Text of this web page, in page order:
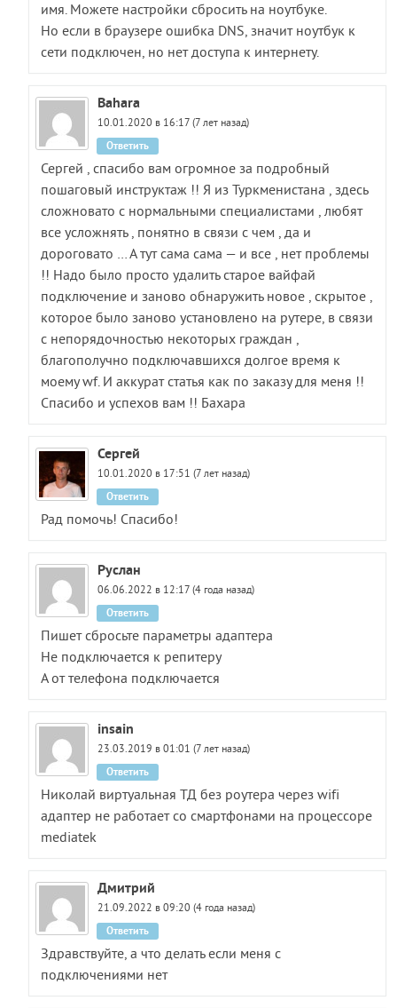
имя. Можете настройки сбросить на ноутбуке.
Но если в браузере ошибка DNS, значит ноутбук к
сети подключен, но нет доступа к интернету.
Bahara
10.01.2020 в 16:17 (7 лет назад)
Сергей , спасибо вам огромное за подробный
пошаговый инструктаж !! Я из Туркменистана , здесь
сложновато с нормальными специалистами , любят
все усложнять , понятно в связи с чем , да и
дороговато … А тут сама сама — и все , нет проблемы
!! Надо было просто удалить старое вайфай
подключение и заново обнаружить новое , скрытое ,
которое было заново установлено на рутере, в связи
с непорядочностью некоторых граждан ,
благополучно подключавшихся долгое время к
моему wf. И аккурат статья как по заказу для меня !!
Спасибо и успехов вам !! Бахара
Ответить
Сергей
10.01.2020 в 17:51 (7 лет назад)
Рад помочь! Спасибо!
Ответить
Руслан
06.06.2022 в 12:17 (4 года назад)
Пишет сбросьте параметры адаптера
Не подключается к репитеру
А от телефона подключается
Ответить
insain
23.03.2019 в 01:01 (7 лет назад)
Николай виртуальная ТД без роутера через wifi
адаптер не работает со смартфонами на процессоре
mediatek
Ответить
Дмитрий
21.09.2022 в 09:20 (4 года назад)
Здравствуйте, а что делать если меня с
подключениями нет
Ответить